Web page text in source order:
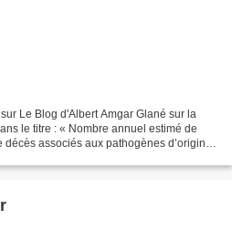
Le Blog d'Albert Amgar Glané sur la
le titre : « Nombre annuel estimé de
décès associés aux pathogènes d’origine